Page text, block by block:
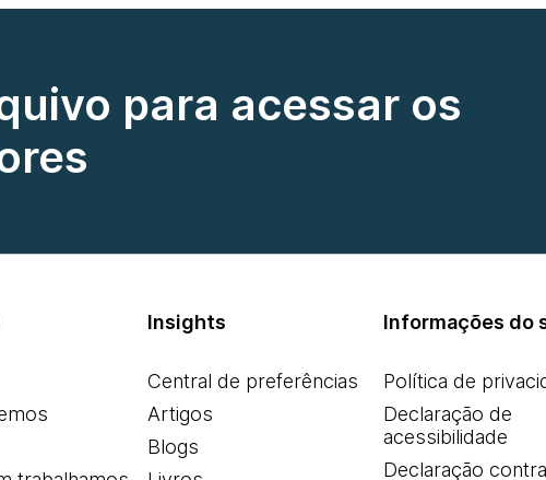
para acessar os
Insights
Central de preferências
Artigos
Blogs
Informações do
Política de
Declaração de
acessibilidade
Declaração